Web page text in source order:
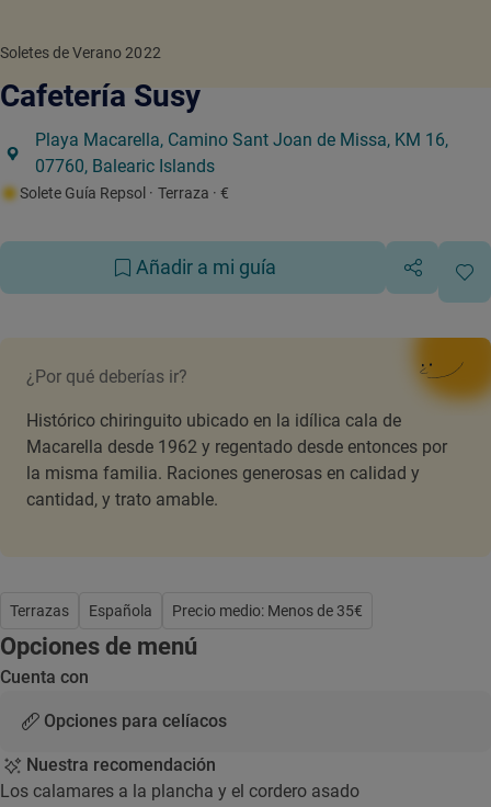
Soletes de Verano 2022
Cafetería Susy
Playa Macarella, Camino Sant Joan de Missa, KM 16,
07760, Balearic Islands
Solete Guía Repsol · Terraza · €
Añadir a mi guía
¿Por qué deberías ir?
Histórico chiringuito ubicado en la idílica cala de
Macarella desde 1962 y regentado desde entonces por
la misma familia. Raciones generosas en calidad y
cantidad, y trato amable.
Terrazas Española Precio medio: Menos de 35€
Opciones de menú
Cuenta con
Opciones para celíacos
Nuestra recomendación
Los calamares a la plancha y el cordero asado